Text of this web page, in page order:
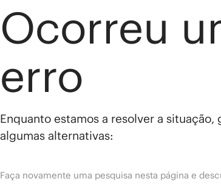
Ocorreu
erro
Enquanto estamos a resolver a
algumas alternativas:
Faça novamente uma pesquisa nesta página e